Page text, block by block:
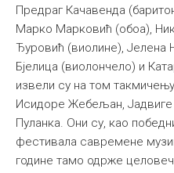
Предраг Качавенда
Марко Марковић (обоа),
Ђуровић (виолине), Јелена
Бјелица (виолончело) и
извели су на том
Исидоре Жебељан,
Пуланка. Они су, као
фестивала савремене
године тамо одрже